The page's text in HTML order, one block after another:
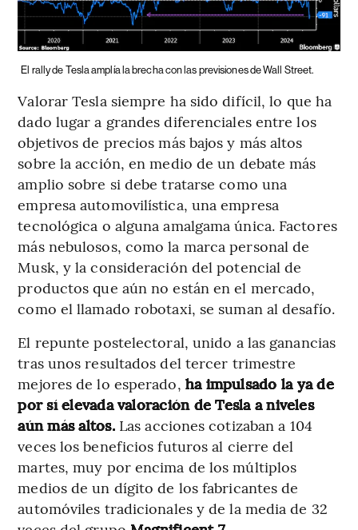
El rally de Tesla amplía la brecha con las previsiones de Wall Street.
Valorar Tesla siempre ha sido difícil, lo que ha
dado lugar a grandes diferenciales entre los
objetivos de precios más bajos y más altos
sobre la acción, en medio de un debate más
amplio sobre si debe tratarse como una
empresa automovilística, una empresa
tecnológica o alguna amalgama única. Factores
más nebulosos, como la marca personal de
Musk, y la consideración del potencial de
productos que aún no están en el mercado,
como el llamado robotaxi, se suman al desafío.
El repunte postelectoral, unido a las ganancias
tras unos resultados del tercer trimestre
mejores de lo esperado, ha impulsado la ya de
por sí elevada valoración de Tesla a niveles
aún más altos. Las acciones cotizaban a 104
veces los beneficios futuros al cierre del
martes, muy por encima de los múltiplos
medios de un dígito de los fabricantes de
automóviles tradicionales y de la media de 32